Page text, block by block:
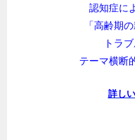
認知症に
「高齢期
トラ
テーマ横断
詳し